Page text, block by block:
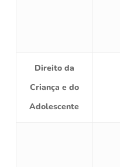
Direito da
Criança e do
Adolescente